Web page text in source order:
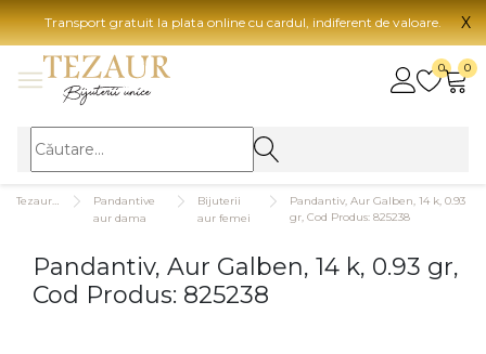
Transport gratuit la plata online cu cardul, indiferent de valoare. X
0 0
BIJUTERII
BIJUTERII FEMEI
Inele
Bratari
Pandantive
aur dama
Bijuterii
aur femei
Pandantiv, Aur Galben, 14 k, 0.93
gr, Cod Produs: 825238
Pandantiv, Aur Galben, 14 k, 0.93 gr,
Cod Produs: 825238